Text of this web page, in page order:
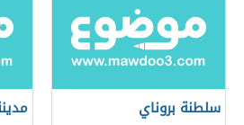
سلطنة بروناي